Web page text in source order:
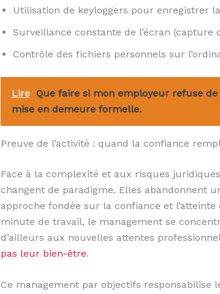
Utilisation de keyloggers pour enregistrer
Surveillance constante de l’écran (capture
Contrôle des fichiers personnels sur
Lire Que faire si mon employeur refuse
mise en demeure formelle.
Preuve de l’activité : quand la confiance
Face à la complexité et aux risques
changent de paradigme. Elles abandonnent
approche fondée sur la confiance et
minute de travail, le management se
d’ailleurs aux nouvelles attentes
pas leur bien-être.
Ce management par objectifs responsabilise